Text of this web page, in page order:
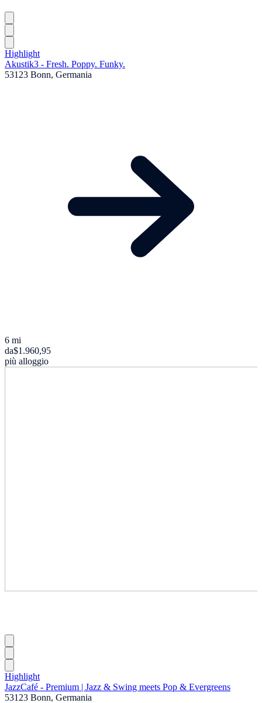
Highlight
Akustik3 - Fresh. Poppy. Funky.
53123 Bonn, Germania
6 mi
da$1.960,95
più alloggio
Highlight
JazzCafé - Premium | Jazz & Swing meets Pop & Evergreens
53123 Bonn, Germania